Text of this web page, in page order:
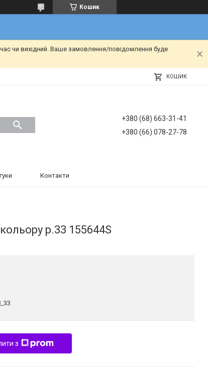
Кошик
чи вихідний. Ваше замовлення/повідомлення буде
КОШИК
+380 (68) 663-31-41
+380 (66) 078-27-78
Контакти
р.33 155644S
з